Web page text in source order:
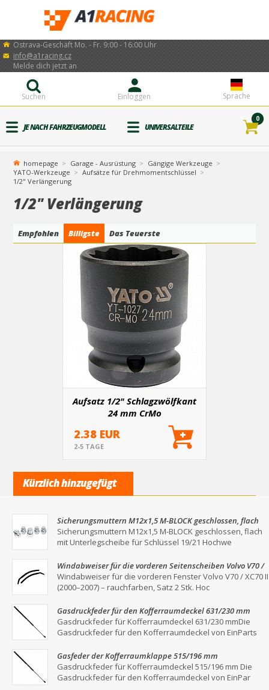
Ostrava-Geschäft Mo. - Fr. 9:00 - 16:00 Uhr
info@a1racing.cz
Sprache
Einloggen
Melde dich jetzt an
Suchen
JE NACH FAHRZEUGMODELL UNIVERSALTEILE
0
homepage Garage - Ausrüstung
Gängige Werkzeuge
YATO-Werkzeuge
Aufsätze für Drehmomentschlüssel
1/2" Verlängerung
1/2" Verlängerung
Empfohlen Billigste Das Teuerste
Aufsatz 1/2" Schlagzwölfkant
24 mm CrMo
2.38 EUR
2-5 TAGE
Kürzlich hinzugefügt
Sicherungsmuttern M12x1,5 M-BLOCK geschlossen, flach
mit Unterlegscheibe für Schlüssel 19/21
Sicherungsmuttern M12x1,5 M-BLOCK geschlossen, flach
mit Unterlegscheibe für Schlüssel 19/21 Hochwe
Windabweiser für die vorderen Seitenscheiben Volvo V70 /
XC70 II (2000–2007) – Rauchgrau, 2er-Set
Windabweiser für die vorderen Fenster Volvo V70 / XC70 II
(2000–2007) – rauchfarben, Satz 2 Stk. Hoc
Gasdruckfeder für den Kofferraumdeckel 631/230 mm
Gasdruckfeder für Kofferraumdeckel 631/230 mmDie
Gasdruckfeder für den Kofferraumdeckel von EinParts
Gasfeder der Kofferraumklappe 515/196 mm
Gasdruckfeder für Kofferraumdeckel 515/196 mm Die
Gasdruckfeder für den Kofferraumdeckel von EinPar